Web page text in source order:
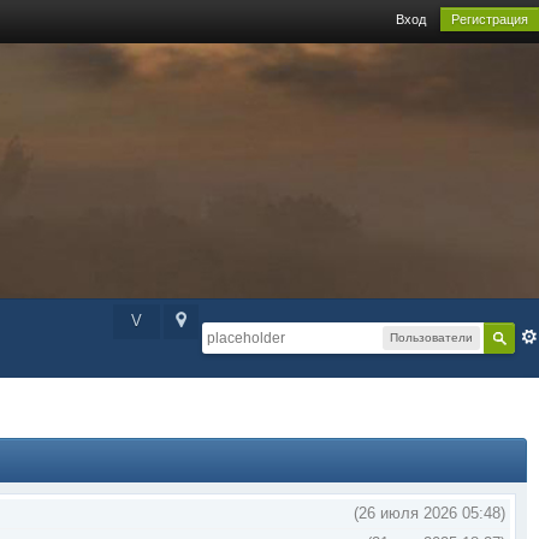
Вход Регистрация
Пользователи
V
(26 июля 2026 05:48)